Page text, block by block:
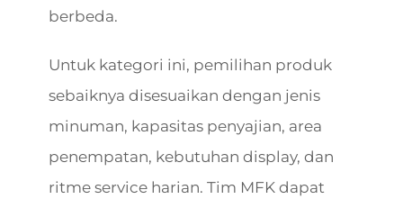
berbeda.
Untuk kategori ini, pemilihan produk
sebaiknya disesuaikan dengan jenis
minuman, kapasitas penyajian, area
penempatan, kebutuhan display, dan
ritme service harian. Tim MFK dapat